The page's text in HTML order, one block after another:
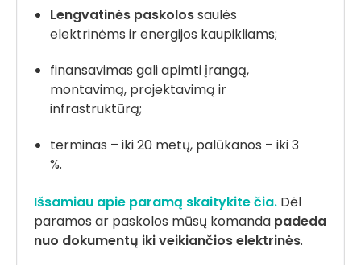
Lengvatinės paskolossaulės
elektrinėms ir energijos kaupikliams;
finansavimas gali apimti įrangą,
montavimą, projektavimą ir
infrastruktūrą;
terminas – iki 20 metų, palūkanos – iki 3
%.
Išsamiau apie paramą skaitykite čia. Dėl
paramos ar paskolos mūsų komanda padeda
nuo dokumentų iki veikiančios elektrinės.